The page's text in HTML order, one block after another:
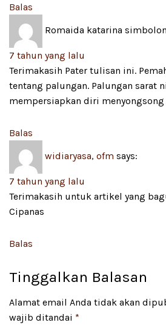
Balas
Romaida katarina simbolon
7 tahun yang lalu
Terimakasih Pater tulisan ini.
tentang palungan. Palungan sarat
mempersiapkan diri menyongsong
Balas
widiaryasa, ofm says:
7 tahun yang lalu
Terimakasih untuk artikel yang
Cipanas
Balas
Tinggalkan Balasan
Alamat email Anda tidak akan
wajib ditandai *